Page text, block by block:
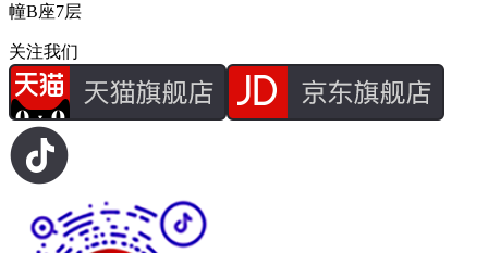
幢B座7层
关注我们